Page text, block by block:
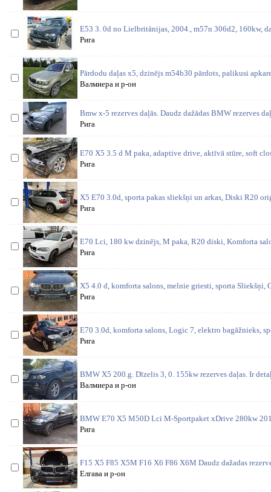
E53 3. 0d no Lielbritānijas, 2004., m57n 306d2, 160kw,
Рига
Pārdodu daļas x5, dzinējs m54b30 pārdots, palikusi
Валмиера и р-он
Bmw x-5 rezerves daļās. Daudz dažādas BMW rezerves
Рига
E70 X5 3.5 d M paka, adaptive drive, aktīvā stūre, soft
Рига
X5 E70 3.0d, sporta pakas sliekšņi un arkas, Diski R20
Рига
E70 Lci, 180 kw dzinējs, M paka, R20 diski, Komforta
Рига
X5 4.0 d, komforta salons, melnie griesti, sporta Sliekšņi,
Рига
E70 3.0d, komforta salons, Logic 7, elektro bagāžnieks,
Рига
BMW X5 200.g. Dīzelis 3, 0. 155kw rezerves daļas. Ir
Валмиера и р-он
BMW E70 X5 M50D Lci M-Sportpaket xDrive 280kw
Рига
F15 X5 F85 X5M F16 X6 F86 X6M Daudz dažadas
Елгава и р-он